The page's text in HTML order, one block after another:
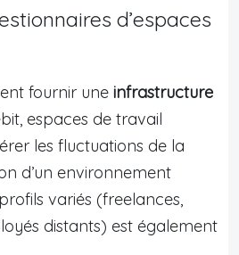
d’espaces
fournir une infrastructure
espaces de travail
les fluctuations de la
d’un environnement
variés (freelances,
distants) est également